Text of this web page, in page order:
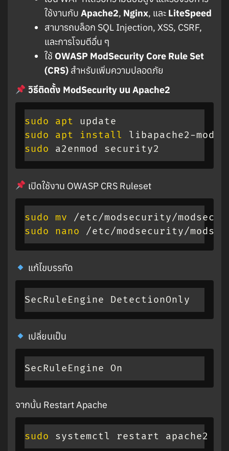
ใช้งานกับ Apache2, Nginx, และ LiteSpeed
สามารถบล็อก SQL Injection, XSS, CSRF,
และการโจมตีอื่น ๆ
ใช้ OWASP ModSecurity Core Rule Set
(CRS) สำหรับเพิ่มความปลอดภัย
วิธีติดตั้ง ModSecurity บน Apache2
sudo apt
sudo
apt
install
sudo a2enmod security2
เปิดใช้งาน OWASP CRS Ruleset
sudo
mv
sudo
nano /etc/modsecurity/
แก้ไขบรรทัด
SecRuleEngine DetectionOnly
เปลี่ยนเป็น
SecRuleEngine On
จากนั้น Restart Apache
sudo systemctl restart apache2